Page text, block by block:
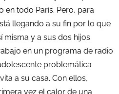
en todo París. Pero, para
llegando a su fin por lo que
misma y a sus dos hijos
en un programa de radio
problemática
a su casa. Con ellos,
vez el calor de una